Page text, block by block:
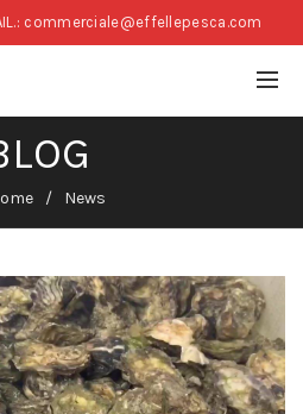
commerciale@effellepesca.com
News